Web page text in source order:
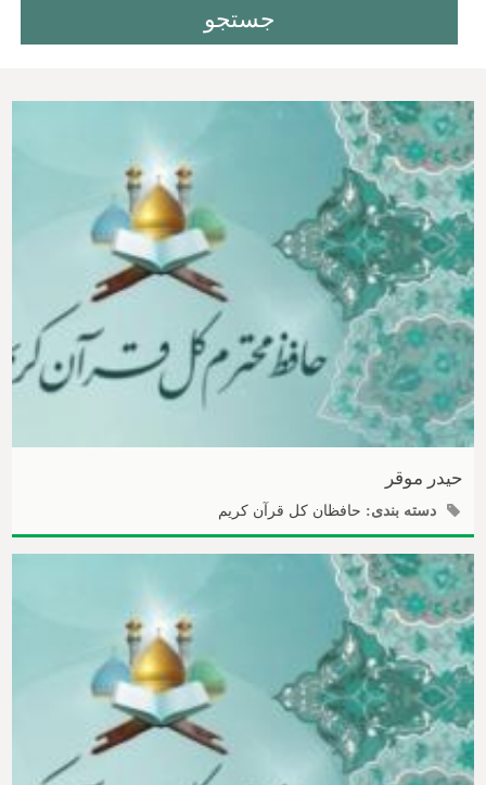
حیدر موقر
دسته بندی: حافظان کل قرآن کریم